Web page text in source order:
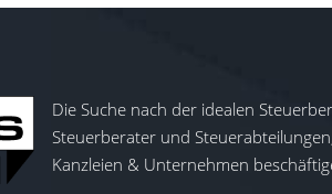
Die Suche nach der idealen
Steuerberater und
Kanzleien & Unternehmen